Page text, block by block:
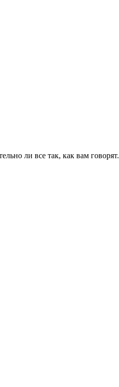
ли все так, как вам говорят.